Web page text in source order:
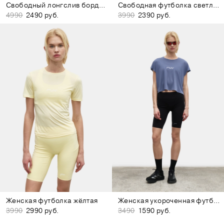
Свободный лонгслив бордово-коричневый
4990 2490 руб.
Свободная футболка светло-голубая
3990 2390 руб.
Женская футболка жёлтая
3990 2990 руб.
Женская укороченная футболка фиолетовая
3490 1590 руб.